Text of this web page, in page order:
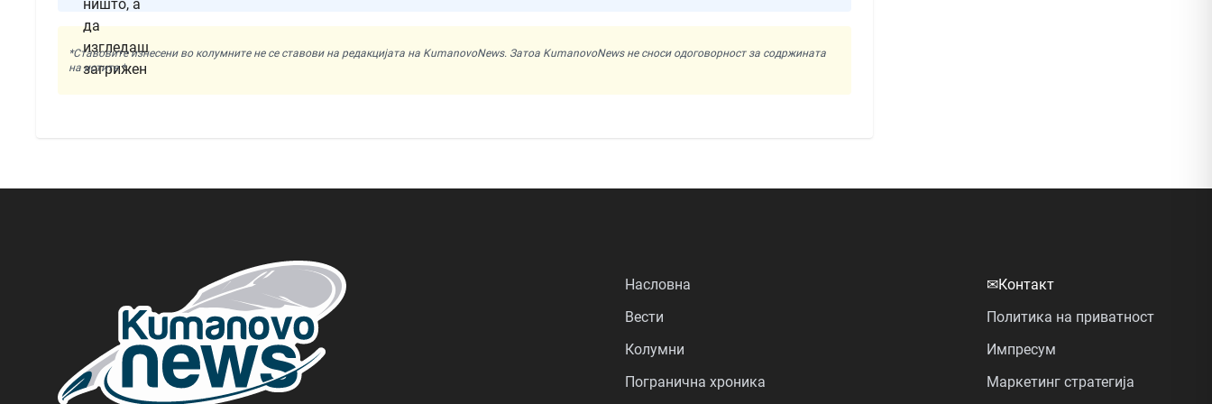
*Ставовите изнесени во колумните не се ставови на редакцијата на KumanovoNews. Затоа KumanovoNews не сноси одоговорност за содржината
на истите.*
Насловна
Вести
Колумни
Погранична хроника
✉Контакт
Политика на приватност
Импресум
Маркетинг стратегија